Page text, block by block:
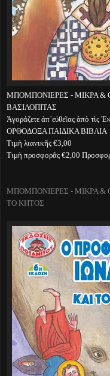
ΜΠΟΜΠΟΝΙΕΡΕΣ - ΜΙΚΡΑ &
ΒΑΣΙΛΟΠΙΤΑΣ
Ἀγοράζετε ἀπ᾽εὐθεῖας ἀπὸ
ΟΡΘΟΔΟΞΑ ΠΑΙΔΙΚΑ ΒΙΒΛΙΑ
Τιμὴ λιανικῆς €3,00
Τιμὴ προσφορᾶς €2,00
ΜΠΟΜΠΟΝΙΕΡΕΣ - ΜΙΚΡΑ &
ΤΟ ΚΗΤΟΣ